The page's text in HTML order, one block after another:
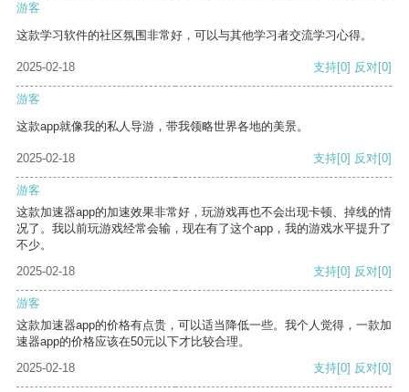
游客
这款学习软件的社区氛围非常好，可以与其他学习者交流学习心得。
2025-02-18 支持[0] 反对[0]
游客
这款app就像我的私人导游，带我领略世界各地的美景。
2025-02-18 支持[0] 反对[0]
游客
这款加速器app的加速效果非常好，玩游戏再也不会出现卡顿、掉线的情
况了。我以前玩游戏经常会输，现在有了这个app，我的游戏水平提升了
不少。
2025-02-18
支持[0] 反对[0]
游客
这款加速器app的价格有点贵，可以适当降低一些。我个人觉得，一款加
速器app的价格应该在50元以下才比较合理。
2025-02-18
支持[0] 反对[0]